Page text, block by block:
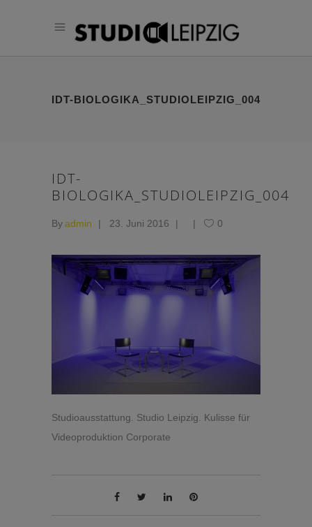
IDT-BIOLOGIKA_STUDIOLEIPZIG_004
IDT-
BIOLOGIKA_STUDIOLEIPZIG_004
Byadmin 23. Juni 2016 0
Studioausstattung. Studio Leipzig. Kulisse für
Videoproduktion Corporate